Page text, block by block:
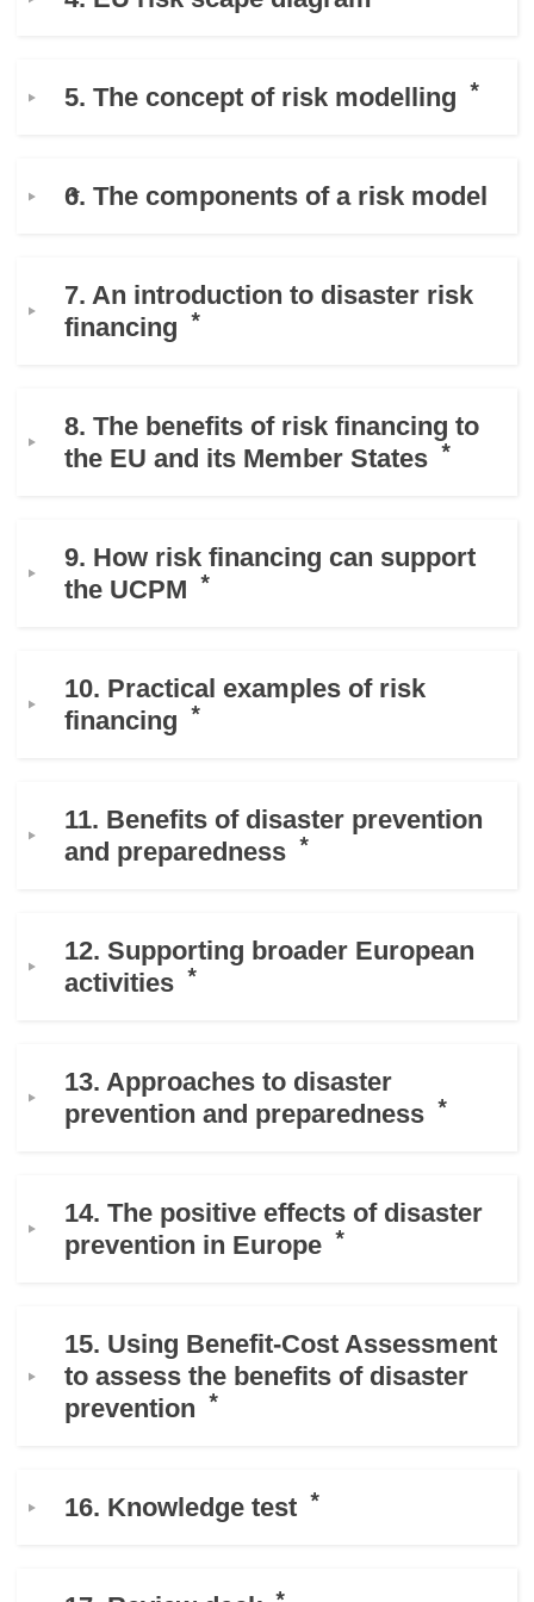
leadership în sectorul public, inovare și
schimb de cunoștințe
5. The concept of risk modelling
6. The components of a risk model
7. An introduction to disaster risk
financing
8. The benefits of risk financing to
the EU and its Member States
9. How risk financing can support
the UCPM
10. Practical examples of risk
financing
11. Benefits of disaster prevention
and preparedness
12. Supporting broader European
activities
13. Approaches to disaster
prevention and preparedness
14. The positive effects of disaster
prevention in Europe
15. Using Benefit-Cost Assessment
to assess the benefits of disaster
prevention
16. Knowledge test